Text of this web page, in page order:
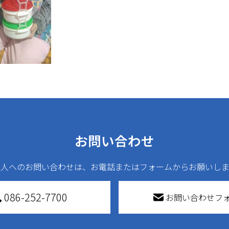
お問い合わせ
へのお問い合わせは、お電話またはフォームからお願いしま
086-252-7700 お問い合わせフ